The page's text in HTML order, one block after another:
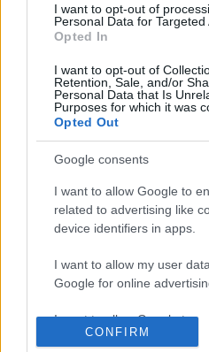
I want to opt-out of
Personal Data for Targeted
Opted In
I want to opt-out of
Retention, Sale, and/or
Personal Data that Is
Purposes for which it was
Opted Out
Google consents
I want to allow Google to
related to advertising like
device identifiers in apps.
I want to allow my user
Google for online
I want to allow Google to
personalized advertising.
CONFIRM
Körmendnek pedig 33-at kellett
ÖSSZEVEREKEDETT,
KARMOLTA EGYMÁST
UNOKÁJA JÁNOSHÁZÁN
2025. november. 25. 12:30
A bíróság ítéli meg a meccset.
AKÁR 6 VAS MEGYEI
MAGÁNTULAJDONBA
2024. július. 31. 11:07
A bozsoki, a jánosházi, a
vasszécsenyi kastély is ingyen
KERÉKPÁROSRA
JÁNOSHÁZÁN
2024. február. 01. 08:07
Hajánál fogva rángatták,
alkalmas bot is előkerült.